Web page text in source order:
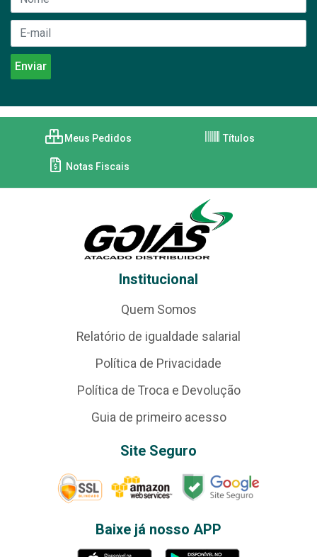
Meus Pedidos Títulos
Notas Fiscais
Institucional
Quem Somos
Relatório de igualdade salarial
Política de Privacidade
Política de Troca e Devolução
Guia de primeiro acesso
Site Seguro
Baixe já nosso APP